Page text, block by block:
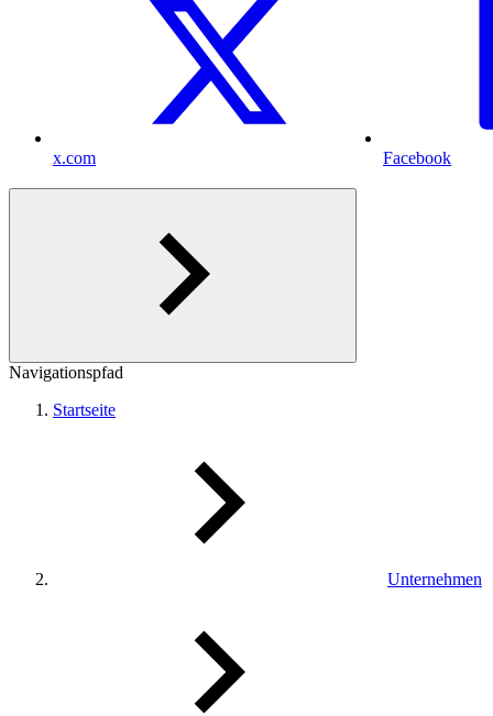
x.com Facebook
Navigationspfad
Startseite
Unternehmen